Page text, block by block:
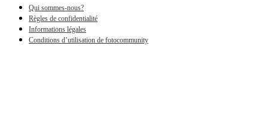
Qui sommes-nous?
Règles de confidentialité
Informations légales
Conditions d’utilisation de fotocommunity